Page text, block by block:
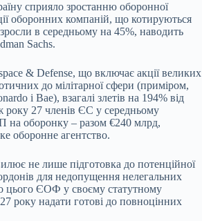
сприяло зростанню оборонної
оборонних компаній, що котируються
в середньому на 45%, наводить
Sachs.
& Defense, що включає акції великих
до мілітарної сфери (приміром,
і Bae), взагалі злетів на 194% від
року 27 членів ЄС у середньому
на оборонку – разом €240 млрд,
оборонне агентство.
не лише підготовка до потенційної
для недопущення нелегальних
цього ЄОФ у своєму статутному
року надати готові до повноцінних